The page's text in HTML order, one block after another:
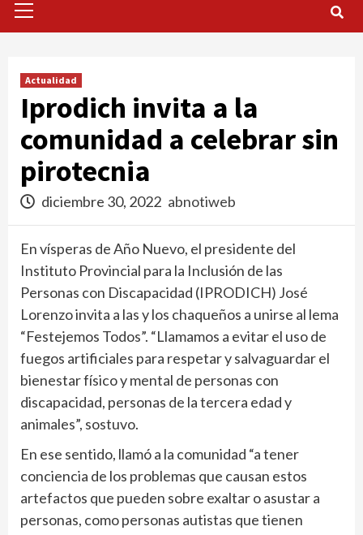
Menu
Actualidad
Iprodich invita a la
comunidad a celebrar sin
pirotecnia
diciembre 30, 2022 abnotiweb
En vísperas de Año Nuevo, el presidente del
Instituto Provincial para la Inclusión de las
Personas con Discapacidad (IPRODICH) José
Lorenzo invita a las y los chaqueños a unirse al lema
“Festejemos Todos”. “Llamamos a evitar el uso de
fuegos artificiales para respetar y salvaguardar el
bienestar físico y mental de personas con
discapacidad, personas de la tercera edad y
animales”, sostuvo.
En ese sentido, llamó a la comunidad “a tener
conciencia de los problemas que causan estos
artefactos que pueden sobre exaltar o asustar a
personas, como personas autistas que tienen